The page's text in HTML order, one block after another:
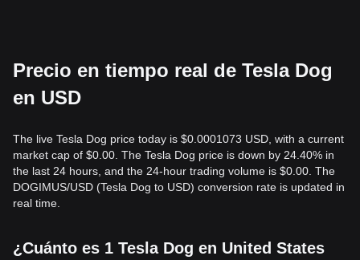
Precio en tiempo real de Tesla Dog
en USD
The live Tesla Dog price today is $0.0001073 USD, with a current
market cap of $0.00. The Tesla Dog price is down by 24.40% in
the last 24 hours, and the 24-hour trading volume is $0.00. The
DOGIMUS/USD (Tesla Dog to USD) conversion rate is updated in
real time.
¿Cuánto es 1 Tesla Dog en United States